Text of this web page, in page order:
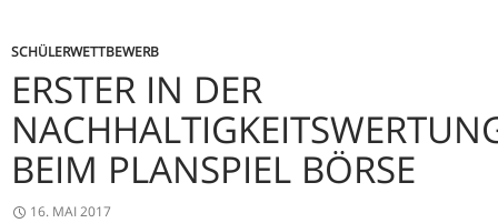
SCHÜLERWETTBEWERB
ERSTER IN DER
BEIM PLANSPIEL BÖRSE
16. MAI 2017